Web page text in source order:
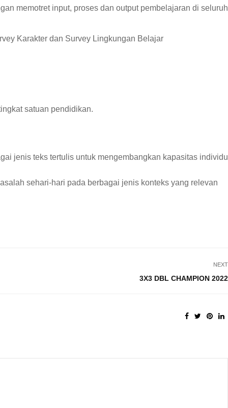
memotret input, proses dan output pembelajaran di seluruh
Karakter dan Survey Lingkungan Belajar
satuan pendidikan.
jenis teks tertulis untuk mengembangkan kapasitas individu
sehari-hari pada berbagai jenis konteks yang relevan
NEXT
3X3 DBL CHAMPION 2022